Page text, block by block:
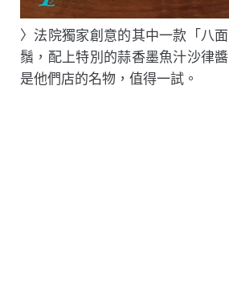
〉法院獨家創意的其中一款「八
鬚，配上特別的蒜香墨魚汁沙律
是他們店的名物，值得一試。